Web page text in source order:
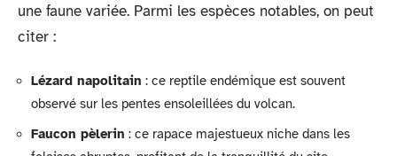
une faune variée. Parmi les espèces notables, on peut
citer :
Lézard napolitain : ce reptile endémique est souvent
observé sur les pentes ensoleillées du volcan.
Faucon pèlerin : ce rapace majestueux niche dans les